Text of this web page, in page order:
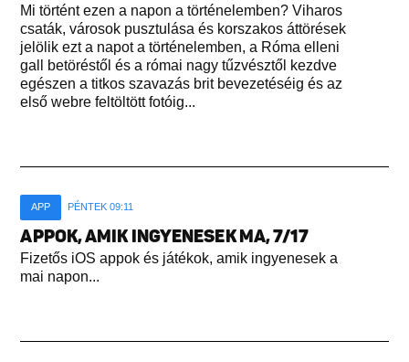
Mi történt ezen a napon a történelemben? Viharos
csaták, városok pusztulása és korszakos áttörések
jelölik ezt a napot a történelemben, a Róma elleni
gall betöréstől és a római nagy tűzvésztől kezdve
egészen a titkos szavazás brit bevezetéséig és az
első webre feltöltött fotóig...
APP PÉNTEK 09:11
APPOK, AMIK INGYENESEK MA, 7/17
Fizetős iOS appok és játékok, amik ingyenesek a
mai napon...